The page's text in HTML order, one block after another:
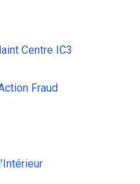
Centre IC3
Fraud